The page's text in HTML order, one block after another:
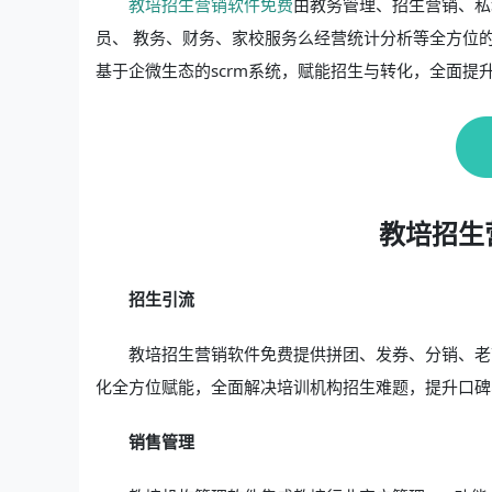
教培招生营销软件免费由教务管理、招生营销、
员、 教务、财务、家校服务么经营统计分析等全方
基于企微生态的scrm系统，赋能招生与转化，全面提
教培招
招生引流
教培招生营销软件免费提供拼团、发券、分销、
化全方位赋能，全面解决培训机构招生难题，提升口
销售管理